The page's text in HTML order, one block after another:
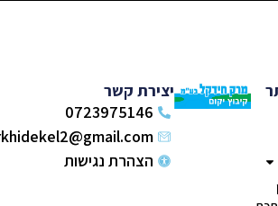
יצירת קשר
0723975146
markhidekel2@gmail.com
הצהרת נגישות